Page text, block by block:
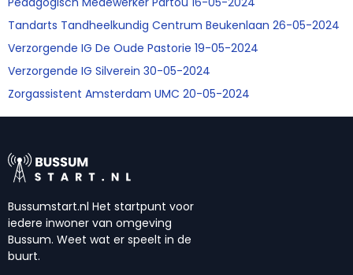
Tandarts Tandheelkundig Centrum Beukenlaan 26-05-2024
Verzorgende IG De Oude Pastorie 19-05-2024
Verzorgende IG Silverein 30-05-2024
Zorgassistent Amsterdam UMC 20-05-2024
Bussumstart.nl Het startpunt voor
iedere inwoner van omgeving
Bussum. Weet wat er speelt in de
buurt.